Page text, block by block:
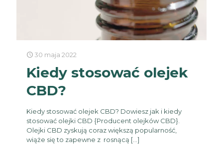
30 maja 2022
Kiedy stosować olejek
CBD?
Kiedy stosować olejek CBD? Dowiesz jak i kiedy
stosować olejki CBD {Producent olejków CBD}.
Olejki CBD zyskują coraz większą popularność,
wiąże się to zapewne z rosnącą […]